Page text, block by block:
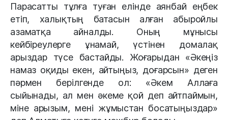
Парасатты тұлға туған елінде аянбай еңбек
етіп, халықтың батасын алған абыройлы
азаматқа айналды. Оның мұнысы
кейбіреулерге ұнамай, үстінен домалақ
арыздар түсе бастайды. Жоғарыдан «Әкеңіз
намаз оқиды екен, айтыңыз, доғарсын» деген
пәрмен берілгенде ол: «Әкем Аллаға
сыйынады, ал мен әкеме қой деп айтпаймын,
міне арызым, мені жұмыстан босатыңыздар»